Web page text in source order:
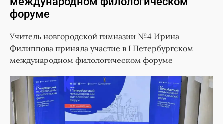
форуме
Учитель новгородской гимназии №4 Ирина
Филиппова приняла участие в I Петербургском
международном филологическом форуме